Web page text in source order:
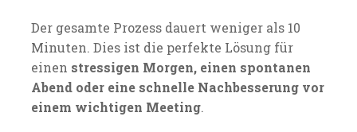
Der gesamte Prozess dauert weniger als 10
Minuten. Dies ist die perfekte Lösung für
einen stressigen Morgen, einen spontanen
Abend oder eine schnelle Nachbesserung vor
einem wichtigen Meeting.